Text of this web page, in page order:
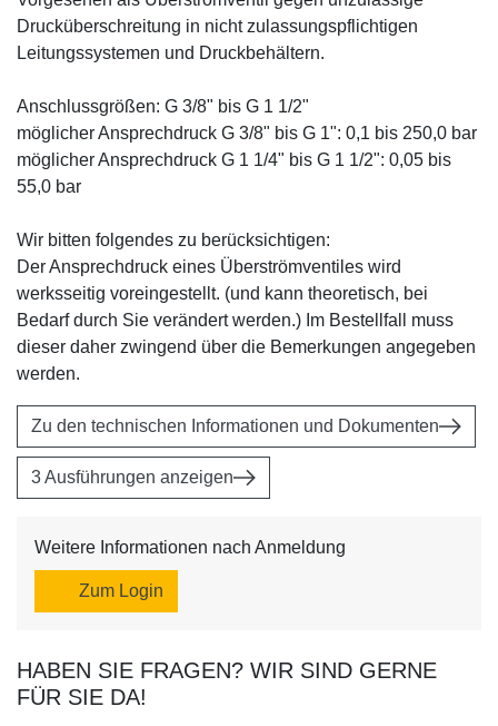
Drucküberschreitung in nicht zulassungspflichtigen
Leitungssystemen und Druckbehältern.
Anschlussgrößen: G 3/8" bis G 1 1/2"
möglicher Ansprechdruck G 3/8" bis G 1": 0,1 bis 250,0 bar
möglicher Ansprechdruck G 1 1/4" bis G 1 1/2": 0,05 bis
55,0 bar
Wir bitten folgendes zu berücksichtigen:
Der Ansprechdruck eines Überströmventiles wird
werksseitig voreingestellt. (und kann theoretisch, bei
Bedarf durch Sie verändert werden.) Im Bestellfall muss
dieser daher zwingend über die Bemerkungen angegeben
werden.
Zu den technischen Informationen und Dokumenten
3 Ausführungen anzeigen
Weitere Informationen nach Anmeldung
Zum Login
HABEN SIE FRAGEN? WIR SIND GERNE
FÜR SIE DA!